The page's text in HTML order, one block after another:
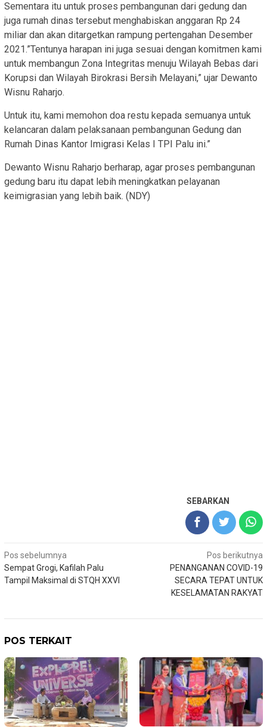
Sementara itu untuk proses pembangunan dari gedung dan
juga rumah dinas tersebut menghabiskan anggaran Rp 24
miliar dan akan ditargetkan rampung pertengahan Desember
2021.”Tentunya harapan ini juga sesuai dengan komitmen kami
untuk membangun Zona Integritas menuju Wilayah Bebas dari
Korupsi dan Wilayah Birokrasi Bersih Melayani,” ujar Dewanto
Wisnu Raharjo.
Untuk itu, kami memohon doa restu kepada semuanya untuk
kelancaran dalam pelaksanaan pembangunan Gedung dan
Rumah Dinas Kantor Imigrasi Kelas I TPI Palu ini.”
Dewanto Wisnu Raharjo berharap, agar proses pembangunan
gedung baru itu dapat lebih meningkatkan pelayanan
keimigrasian yang lebih baik. (NDY)
SEBARKAN
Navigasi
pos
Pos sebelumnya
Sempat Grogi, Kafilah Palu
Tampil Maksimal di STQH XXVI
Pos berikutnya
PENANGANAN COVID-19
SECARA TEPAT UNTUK
KESELAMATAN RAKYAT
POS TERKAIT